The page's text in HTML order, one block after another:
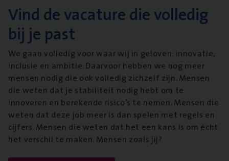
Vind de vacature die volledig
bij je past
We gaan volledig voor waar wij in geloven: innovatie,
inclusie en ambitie. Daarvoor hebben we nog meer
mensen nodig die ook volledig zichzelf zijn. Mensen
die weten dat je stabiliteit nodig hebt om te
innoveren en berekende risico’s te nemen. Mensen die
weten dat deze job meer is dan spelen met regels en
cijfers. Mensen die weten dat het een kans is om écht
het verschil te maken. Mensen zoals jij?